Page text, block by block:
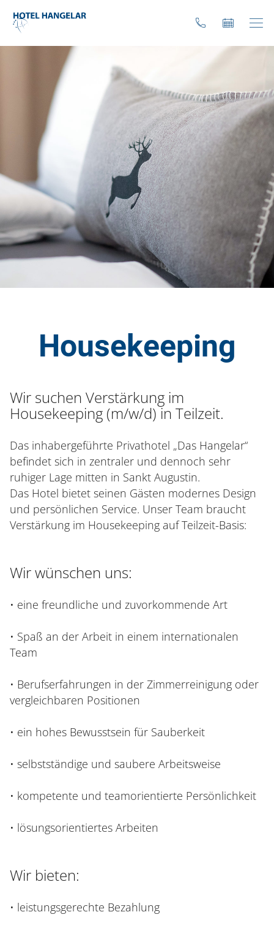
Housekeeping
Wir suchen Verstärkung im
Housekeeping (m/w/d) in Teilzeit.
Das inhabergeführte Privathotel „Das Hangelar“
befindet sich in zentraler und dennoch sehr
ruhiger Lage mitten in Sankt Augustin.
Das Hotel bietet seinen Gästen modernes Design
und persönlichen Service. Unser Team braucht
Verstärkung im Housekeeping auf Teilzeit-Basis:
Wir wünschen uns:
• eine freundliche und zuvorkommende Art
• Spaß an der Arbeit in einem internationalen
Team
• Berufserfahrungen in der Zimmerreinigung oder
vergleichbaren Positionen
• ein hohes Bewusstsein für Sauberkeit
• selbstständige und saubere Arbeitsweise
• kompetente und teamorientierte Persönlichkeit
• lösungsorientiertes Arbeiten
Wir bieten:
• leistungsgerechte Bezahlung